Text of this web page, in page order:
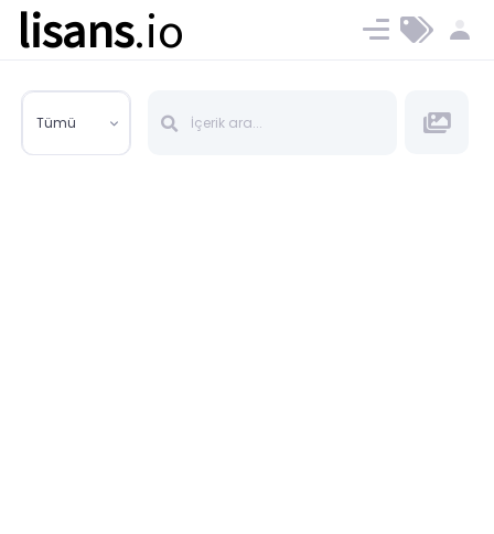
lisans.io Ücret ve Planlar
Tümü